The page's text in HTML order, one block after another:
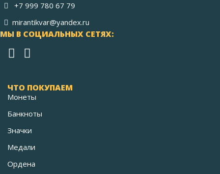
+7 999 780 67 79
mirantikvar@yandex.ru
МЫ В СОЦИАЛЬНЫХ СЕТЯХ:
ЧТО ПОКУПАЕМ
Монеты
Банкноты
Значки
Медали
Ордена